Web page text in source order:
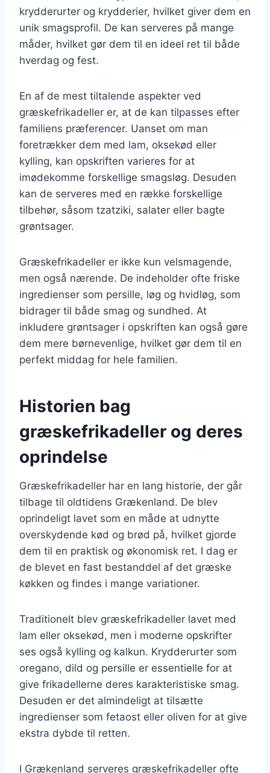
krydderurter og krydderier, hvilket giver dem en
unik smagsprofil. De kan serveres på mange
måder, hvilket gør dem til en ideel ret til både
hverdag og fest.
En af de mest tiltalende aspekter ved
græskefrikadeller er, at de kan tilpasses efter
familiens præferencer. Uanset om man
foretrækker dem med lam, oksekød eller
kylling, kan opskriften varieres for at
imødekomme forskellige smagsløg. Desuden
kan de serveres med en række forskellige
tilbehør, såsom tzatziki, salater eller bagte
grøntsager.
Græskefrikadeller er ikke kun velsmagende,
men også nærende. De indeholder ofte friske
ingredienser som persille, løg og hvidløg, som
bidrager til både smag og sundhed. At
inkludere grøntsager i opskriften kan også gøre
dem mere børnevenlige, hvilket gør dem til en
perfekt middag for hele familien.
Historien bag
græskefrikadeller og deres
oprindelse
Græskefrikadeller har en lang historie, der går
tilbage til oldtidens Grækenland. De blev
oprindeligt lavet som en måde at udnytte
overskydende kød og brød på, hvilket gjorde
dem til en praktisk og økonomisk ret. I dag er
de blevet en fast bestanddel af det græske
køkken og findes i mange variationer.
Traditionelt blev græskefrikadeller lavet med
lam eller oksekød, men i moderne opskrifter
ses også kylling og kalkun. Krydderurter som
oregano, dild og persille er essentielle for at
give frikadellerne deres karakteristiske smag.
Desuden er det almindeligt at tilsætte
ingredienser som fetaost eller oliven for at give
ekstra dybde til retten.
I Grækenland serveres græskefrikadeller ofte